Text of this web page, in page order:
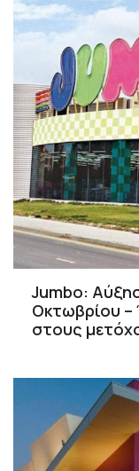
Jumbo:
Οκτωβρίου –
στους